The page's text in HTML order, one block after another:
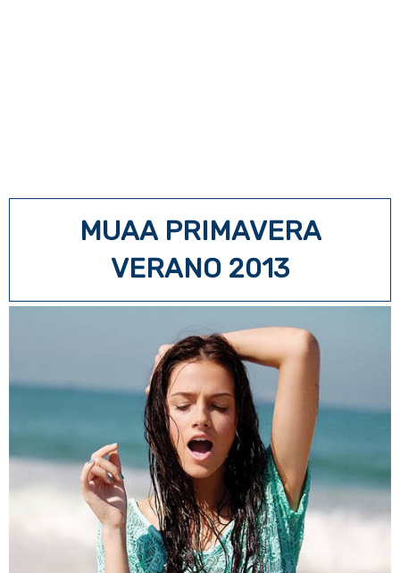
MUAA PRIMAVERA
VERANO 2013